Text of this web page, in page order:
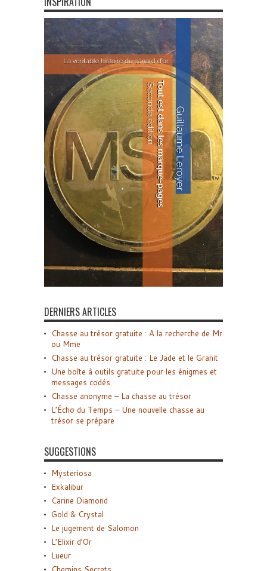
DERNIERS ARTICLES
Chasse au trésor gratuite : A la recherche de Mr
ou Mme
Chasse au trésor gratuite : Le Jade et le Granit
Une boîte à outils gratuite pour les énigmes et
messages codés
Chasse anonyme – La chasse au trésor
L’Écho du Temps – Une nouvelle chasse au
trésor se prépare
SUGGESTIONS
Mysteriosa
Exkalibur
Carine Diamond
Gold & Crystal
Le jugement de Salomon
L’Elixir d’Or
Lueur